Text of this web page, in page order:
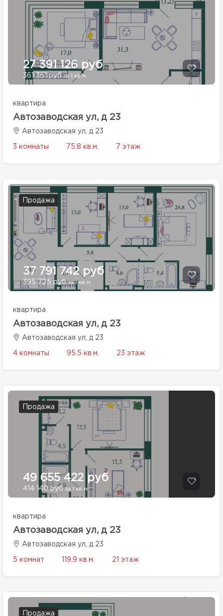
27 391 126 руб
361 361 рубза 1 кв.м.
квартира
Автозаводская ул, д 23
Автозаводская ул, д 23
3 комнаты 75.8 кв.м. 7 этаж
Продажа
37 791 742 руб
395 725 рубза 1 кв.м.
квартира
Автозаводская ул, д 23
Автозаводская ул, д 23
4 комнаты 95.5 кв.м. 23 этаж
Продажа
49 655 422 руб
414 140 рубза 1 кв.м.
квартира
Автозаводская ул, д 23
Автозаводская ул, д 23
5 комнат 119.9 кв.м. 21 этаж
Продажа